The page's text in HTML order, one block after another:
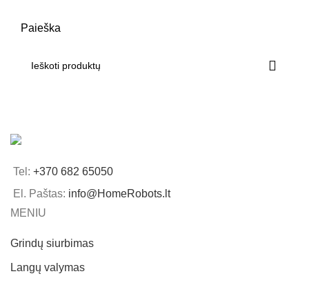
Paieška
Tel: +370 682 65050
El. Paštas: info@HomeRobots.lt
MENIU
Grindų siurbimas
Langų valymas